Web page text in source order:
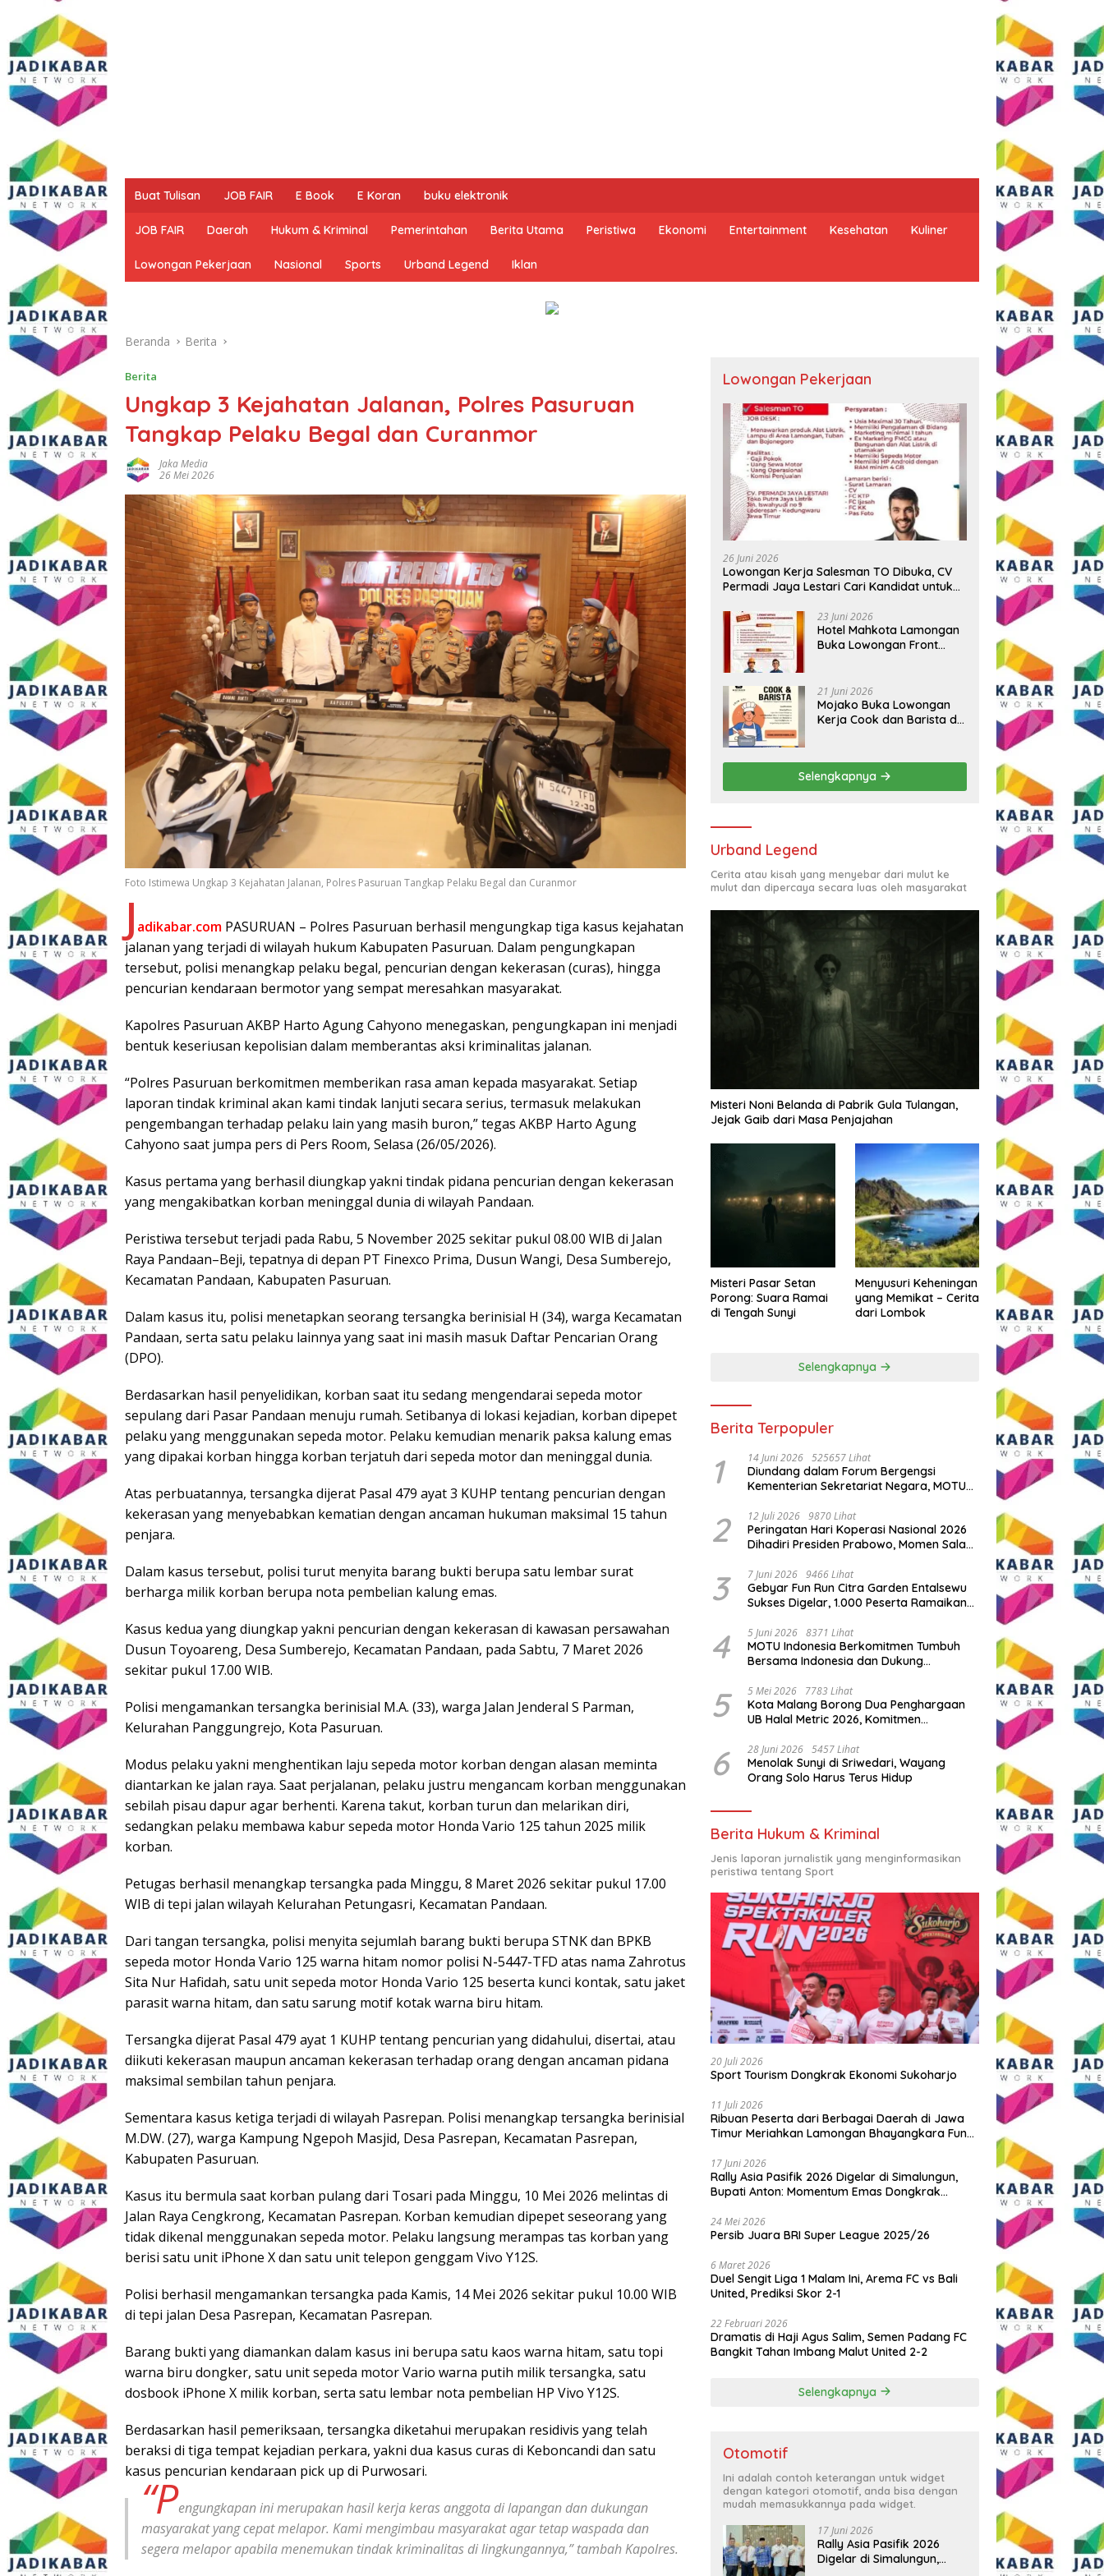
Buat Tulisan JOB FAIR E Book E Koran buku elektronik
JOB FAIR Daerah Hukum & Kriminal Pemerintahan Berita Utama Peristiwa Ekonomi Entertainment Kesehatan Kuliner
Lowongan Pekerjaan Nasional Sports Urband Legend Iklan
Beranda Berita
Berita
Ungkap 3 Kejahatan Jalanan, Polres Pasuruan
Tangkap Pelaku Begal dan Curanmor
Jaka Media
26 Mei 2026
Foto Istimewa Ungkap 3 Kejahatan Jalanan, Polres Pasuruan Tangkap Pelaku Begal dan Curanmor
J adikabar.com PASURUAN – Polres Pasuruan berhasil mengungkap tiga kasus kejahatan
jalanan yang terjadi di wilayah hukum Kabupaten Pasuruan. Dalam pengungkapan
tersebut, polisi menangkap pelaku begal, pencurian dengan kekerasan (curas), hingga
pencurian kendaraan bermotor yang sempat meresahkan masyarakat.
Kapolres Pasuruan AKBP Harto Agung Cahyono menegaskan, pengungkapan ini menjadi
bentuk keseriusan kepolisian dalam memberantas aksi kriminalitas jalanan.
“Polres Pasuruan berkomitmen memberikan rasa aman kepada masyarakat. Setiap
laporan tindak kriminal akan kami tindak lanjuti secara serius, termasuk melakukan
pengembangan terhadap pelaku lain yang masih buron,” tegas AKBP Harto Agung
Cahyono saat jumpa pers di Pers Room, Selasa (26/05/2026).
Kasus pertama yang berhasil diungkap yakni tindak pidana pencurian dengan kekerasan
yang mengakibatkan korban meninggal dunia di wilayah Pandaan.
Peristiwa tersebut terjadi pada Rabu, 5 November 2025 sekitar pukul 08.00 WIB di Jalan
Raya Pandaan–Beji, tepatnya di depan PT Finexco Prima, Dusun Wangi, Desa Sumberejo,
Kecamatan Pandaan, Kabupaten Pasuruan.
Dalam kasus itu, polisi menetapkan seorang tersangka berinisial H (34), warga Kecamatan
Pandaan, serta satu pelaku lainnya yang saat ini masih masuk Daftar Pencarian Orang
(DPO).
Berdasarkan hasil penyelidikan, korban saat itu sedang mengendarai sepeda motor
sepulang dari Pasar Pandaan menuju rumah. Setibanya di lokasi kejadian, korban dipepet
pelaku yang menggunakan sepeda motor. Pelaku kemudian menarik paksa kalung emas
yang dipakai korban hingga korban terjatuh dari sepeda motor dan meninggal dunia.
Atas perbuatannya, tersangka dijerat Pasal 479 ayat 3 KUHP tentang pencurian dengan
kekerasan yang menyebabkan kematian dengan ancaman hukuman maksimal 15 tahun
penjara.
Dalam kasus tersebut, polisi turut menyita barang bukti berupa satu lembar surat
berharga milik korban berupa nota pembelian kalung emas.
Kasus kedua yang diungkap yakni pencurian dengan kekerasan di kawasan persawahan
Dusun Toyoareng, Desa Sumberejo, Kecamatan Pandaan, pada Sabtu, 7 Maret 2026
sekitar pukul 17.00 WIB.
Polisi mengamankan tersangka berinisial M.A. (33), warga Jalan Jenderal S Parman,
Kelurahan Panggungrejo, Kota Pasuruan.
Modus pelaku yakni menghentikan laju sepeda motor korban dengan alasan meminta
diantarkan ke jalan raya. Saat perjalanan, pelaku justru mengancam korban menggunakan
sebilah pisau dapur agar berhenti. Karena takut, korban turun dan melarikan diri,
sedangkan pelaku membawa kabur sepeda motor Honda Vario 125 tahun 2025 milik
korban.
Petugas berhasil menangkap tersangka pada Minggu, 8 Maret 2026 sekitar pukul 17.00
WIB di tepi jalan wilayah Kelurahan Petungasri, Kecamatan Pandaan.
Dari tangan tersangka, polisi menyita sejumlah barang bukti berupa STNK dan BPKB
sepeda motor Honda Vario 125 warna hitam nomor polisi N-5447-TFD atas nama Zahrotus
Sita Nur Hafidah, satu unit sepeda motor Honda Vario 125 beserta kunci kontak, satu jaket
parasit warna hitam, dan satu sarung motif kotak warna biru hitam.
Tersangka dijerat Pasal 479 ayat 1 KUHP tentang pencurian yang didahului, disertai, atau
diikuti kekerasan maupun ancaman kekerasan terhadap orang dengan ancaman pidana
maksimal sembilan tahun penjara.
Sementara kasus ketiga terjadi di wilayah Pasrepan. Polisi menangkap tersangka berinisial
M.DW. (27), warga Kampung Ngepoh Masjid, Desa Pasrepan, Kecamatan Pasrepan,
Kabupaten Pasuruan.
Kasus itu bermula saat korban pulang dari Tosari pada Minggu, 10 Mei 2026 melintas di
Jalan Raya Cengkrong, Kecamatan Pasrepan. Korban kemudian dipepet seseorang yang
tidak dikenal menggunakan sepeda motor. Pelaku langsung merampas tas korban yang
berisi satu unit iPhone X dan satu unit telepon genggam Vivo Y12S.
Polisi berhasil mengamankan tersangka pada Kamis, 14 Mei 2026 sekitar pukul 10.00 WIB
di tepi jalan Desa Pasrepan, Kecamatan Pasrepan.
Barang bukti yang diamankan dalam kasus ini berupa satu kaos warna hitam, satu topi
warna biru dongker, satu unit sepeda motor Vario warna putih milik tersangka, satu
dosbook iPhone X milik korban, serta satu lembar nota pembelian HP Vivo Y12S.
Berdasarkan hasil pemeriksaan, tersangka diketahui merupakan residivis yang telah
beraksi di tiga tempat kejadian perkara, yakni dua kasus curas di Keboncandi dan satu
kasus pencurian kendaraan pick up di Purwosari.
“Pengungkapan ini merupakan hasil kerja keras anggota di lapangan dan dukungan
masyarakat yang cepat melapor. Kami mengimbau masyarakat agar tetap waspada dan
segera melapor apabila menemukan tindak kriminalitas di lingkungannya,” tambah Kapolres.
Lowongan Pekerjaan
26 Juni 2026
Lowongan Kerja Salesman TO Dibuka, CV
Permadi Jaya Lestari Cari Kandidat untuk
23 Juni 2026
Hotel Mahkota Lamongan
Buka Lowongan Front
Syaratnya
21 Juni 2026
Mojako Buka Lowongan
Kerja Cook dan Barista di
Selengkapnya
Urband Legend
Cerita atau kisah yang menyebar dari mulut ke
mulut dan dipercaya secara luas oleh masyarakat
Misteri Noni Belanda di Pabrik Gula Tulangan,
Jejak Gaib dari Masa Penjajahan
Misteri Pasar Setan
Porong: Suara Ramai
di Tengah Sunyi
Menyusuri Keheningan
yang Memikat – Cerita
dari Lombok
Selengkapnya
Berita Terpopuler
1 14 Juni 2026 525657 Lihat
Diundang dalam Forum Bergengsi
Kementerian Sekretariat Negara, MOTU
Indonesia
2 12 Juli 2026 9870 Lihat
Peringatan Hari Koperasi Nasional 2026
Dihadiri Presiden Prabowo, Momen Salam
3 7 Juni 2026 9466 Lihat
Gebyar Fun Run Citra Garden Entalsewu
Sukses Digelar, 1.000 Peserta Ramaikan
4 5 Juni 2026 8371 Lihat
MOTU Indonesia Berkomitmen Tumbuh
Bersama Indonesia dan Dukung
5 5 Mei 2026 7783 Lihat
Kota Malang Borong Dua Penghargaan
UB Halal Metric 2026, Komitmen
6 28 Juni 2026 5457 Lihat
Menolak Sunyi di Sriwedari, Wayang
Orang Solo Harus Terus Hidup
Berita Hukum & Kriminal
Jenis laporan jurnalistik yang menginformasikan
peristiwa tentang Sport
20 Juli 2026
Sport Tourism Dongkrak Ekonomi Sukoharjo
11 Juli 2026
Ribuan Peserta dari Berbagai Daerah di Jawa
Timur Meriahkan Lamongan Bhayangkara Fun
17 Juni 2026
Rally Asia Pasifik 2026 Digelar di Simalungun,
Bupati Anton: Momentum Emas Dongkrak
24 Mei 2026
Persib Juara BRI Super League 2025/26
6 Maret 2026
Duel Sengit Liga 1 Malam Ini, Arema FC vs Bali
United, Prediksi Skor 2-1
22 Februari 2026
Dramatis di Haji Agus Salim, Semen Padang FC
Bangkit Tahan Imbang Malut United 2-2
Selengkapnya
Otomotif
Ini adalah contoh keterangan untuk widget
dengan kategori otomotif, anda bisa dengan
mudah memasukkannya pada widget.
17 Juni 2026
Rally Asia Pasifik 2026
Digelar di Simalungun,